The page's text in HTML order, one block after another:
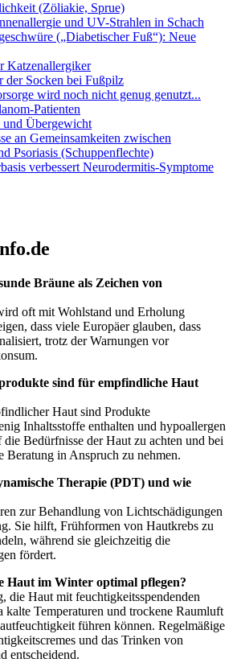
(Zöliakie, Sprue)
und UV-Strahlen in Schach
(„Diabetischer Fuß“): Neue
Katzenallergiker
der Socken bei Fußpilz
wird noch nicht genug genutzt...
Patienten
und Übergewicht
an Gemeinsamkeiten zwischen
Psoriasis (Schuppenflechte)
verbessert Neurodermitis-Symptome
Bräune als Zeichen von
oft mit Wohlstand und Erholung
dass viele Europäer glauben, dass
trotz der Warnungen vor
sind für empfindliche Haut
Haut sind Produkte
Inhaltsstoffe enthalten und hypoallergen
Bedürfnisse der Haut zu achten und bei
Beratung in Anspruch zu nehmen.
Therapie (PDT) und wie
zur Behandlung von Lichtschädigungen
Sie hilft, Frühformen von Hautkrebs zu
während sie gleichzeitig die
fördert.
Haut im Winter optimal pflegen?
die Haut mit feuchtigkeitsspendenden
kalte Temperaturen und trockene Raumluft
führen können. Regelmäßige
und das Trinken von
entscheidend.